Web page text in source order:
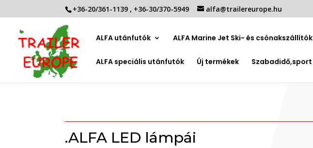
+36-20/361-1139 , +36-30/370-5949 alfa@trailereurope.hu
ALFA utánfutók ALFA Marine Jet Ski- és csónakszállítók
ALFA speciális utánfutók Új termékek Szabadidő,sport
.ALFA LED lámpái